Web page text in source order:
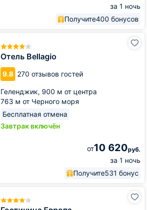
за 1 ночь
Получите400 бонусов
Отель Bellagio
9.8 270 отзывов гостей
Геленджик, 900 м от центра
763 м от Черного моря
Бесплатная отмена
Завтрак включён
от10 620руб.
за 1 ночь
Получите531 бонус